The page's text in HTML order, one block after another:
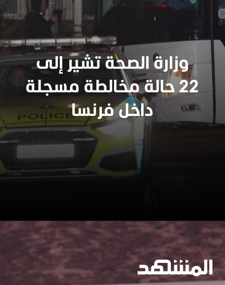
وزارة الصحة تشير إلى
22 حالة مخالطة مسجلة
داخل فرنسا